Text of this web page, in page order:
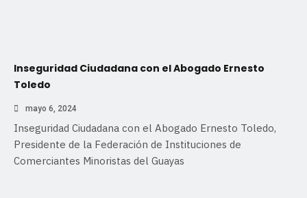
Inseguridad Ciudadana con el Abogado Ernesto
Toledo
mayo 6, 2024
Inseguridad Ciudadana con el Abogado Ernesto Toledo,
Presidente de la Federación de Instituciones de
Comerciantes Minoristas del Guayas